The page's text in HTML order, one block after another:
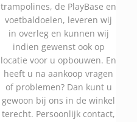
trampolines, de PlayBase en
voetbaldoelen, leveren wij
in overleg en kunnen wij
indien gewenst ook op
locatie voor u opbouwen. En
heeft u na aankoop vragen
of problemen? Dan kunt u
gewoon bij ons in de winkel
terecht. Persoonlijk contact,